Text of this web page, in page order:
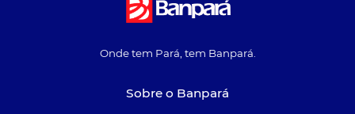
Onde tem Pará, tem Banpará.
Sobre o Banpará